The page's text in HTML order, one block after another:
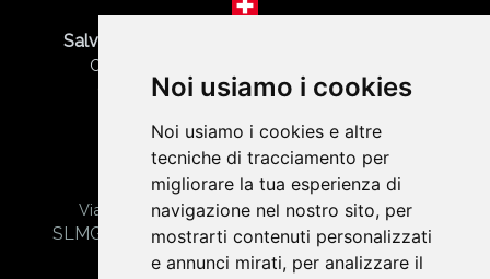
Noi usiamo i cookies
Noi usiamo i cookies e altre
tecniche di tracciamento per
migliorare la tua esperienza di
navigazione nel nostro sito, per
mostrarti contenuti personalizzati
e annunci mirati, per analizzare il
Salvatore Salamone | SEO Marketing Agency
Corso San Gottardo 84 - 6830 Chiasso CH
CHE-478.689.205 | Tel. +41 76 568 29 58
Gabriele Salamone | Web Agency Torino
Via Giuseppe Verdi, 20 - 10042 Nichelino (TO)
SLMGRL01E28L219G - Part. IVA 12628900016
Codice univoco: N92GLON